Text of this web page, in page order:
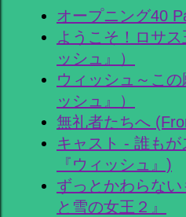
オープニング40
ようこそ！ロサ
ッシュ』）
ウィッシュ～こ
ッシュ』）
無礼者たちへ
キャスト - 誰も
『ウィッシュ』)
ずっとかわらな
と雪の女王２』